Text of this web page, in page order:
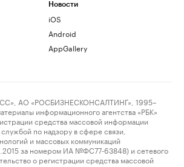
Новости
iOS
Android
AppGallery
АО «РОСБИЗНЕСКОНСАЛТИНГ», 1995–
информационного агентства «РБК»
средства массовой информации
по надзору в сфере связи,
и массовых коммуникаций
за номером ИА №ФС77-63848) и сетевого
о регистрации средства массовой